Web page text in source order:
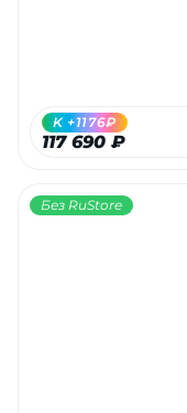
117 690 ₽
K +1176₽
Без RuStore